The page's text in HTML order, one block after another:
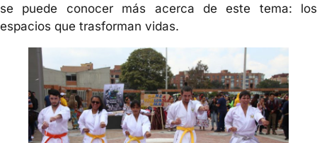
se puede conocer más acerca de este tema: los
espacios que trasforman vidas.